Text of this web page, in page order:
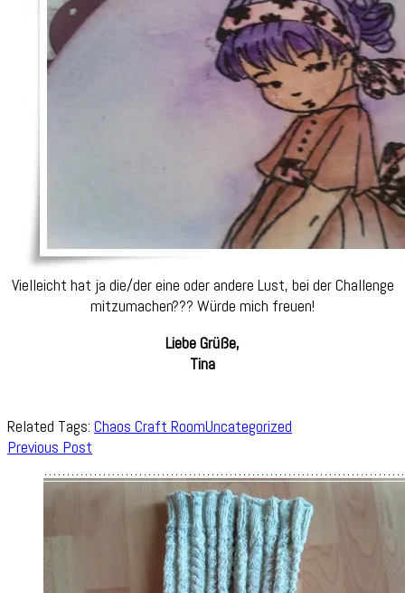
Vielleicht hat ja die/der eine oder andere Lust, bei der Challenge
mitzumachen??? Würde mich freuen!
Liebe Grüße,
Tina
Related Tags: Chaos Craft RoomUncategorized
Post
Previous Post